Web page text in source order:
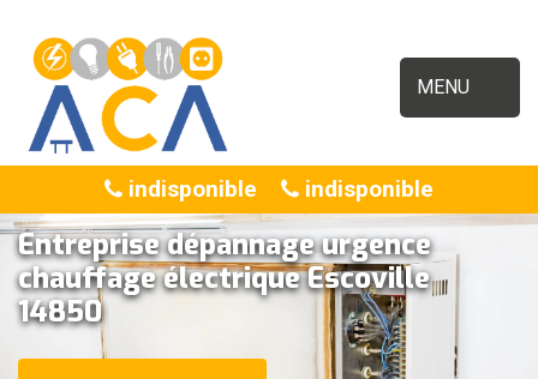
MENU
indisponible indisponible
Entreprise dépannage urgence
chauffage électrique Escoville
14850